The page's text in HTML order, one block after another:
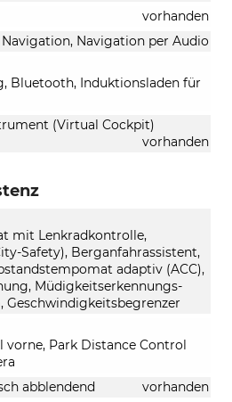
vorhanden
Navigation, Navigation per Audio
Bluetooth, Induktionsladen für
(Virtual Cockpit)
vorhanden
mit Lenkradkontrolle,
Safety), Berganfahrassistent,
adaptiv (ACC),
Müdigkeitserkennungs-
Geschwindigkeitsbegrenzer
vorne, Park Distance Control
abblendend
vorhanden